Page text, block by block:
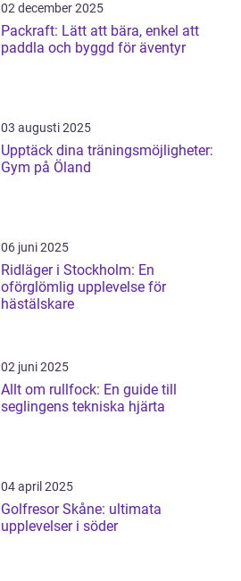
02 december 2025
Packraft: Lätt att bära, enkel att
paddla och byggd för äventyr
03 augusti 2025
Upptäck dina träningsmöjligheter:
Gym på Öland
06 juni 2025
Ridläger i Stockholm: En
oförglömlig upplevelse för
hästälskare
02 juni 2025
Allt om rullfock: En guide till
seglingens tekniska hjärta
04 april 2025
Golfresor Skåne: ultimata
upplevelser i söder